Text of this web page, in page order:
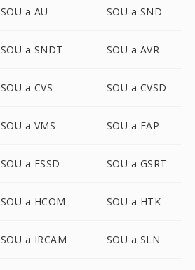
SOU a AU SOU a SND
SOU a SNDT SOU a AVR
SOU a CVS SOU a CVSD
SOU a VMS SOU a FAP
SOU a FSSD SOU a GSRT
SOU a HCOM SOU a HTK
SOU a IRCAM SOU a SLN